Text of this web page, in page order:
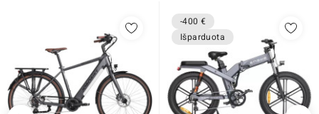
-400 €
Išparduota